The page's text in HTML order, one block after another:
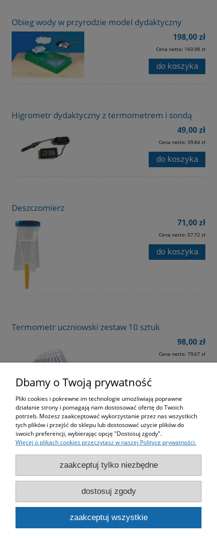
Obieg wody w przyrodzie model dydaktyczny
198,00 zł
Cena netto: 160,98 zł
do koszyka
Higrometr dydaktyczny z termometrem i sondą
49,00 zł
Cena netto: 39,84 zł
do koszyka
Deszczomierz
71,00 zł
Cena netto: 57,72 zł
do koszyka
Termometr uczniowski zestaw 10 sztuk
98,00 zł
Cena netto: 79,67 zł
Zakupy
Pomoc
Moje konto
Informacje
Dbamy o Twoją prywatność
Pliki cookies i pokrewne im technologie umożliwiają poprawne
działanie strony i pomagają nam dostosować ofertę do Twoich
potrzeb. Możesz zaakceptować wykorzystanie przez nas wszystkich
tych plików i przejść do sklepu lub dostosować użycie plików do
swoich preferencji, wybierając opcję "Dostosuj zgody".
Więcej o plikach cookies przeczytasz w naszej Polityce prywatności.
zaakceptuj tylko niezbędne
dostosuj zgody
zaakceptuj wszystkie